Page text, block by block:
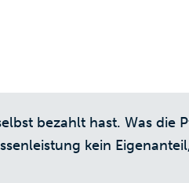
bezahlt hast. Was die
kein